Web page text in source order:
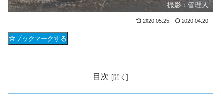
撮影：管理人
2020.05.25 2020.04.20
ブックマークする
目次